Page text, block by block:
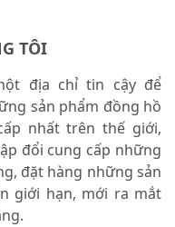
TÔI
địa chỉ tin cậy để
sản phẩm đồng hồ
nhất trên thế giới,
đổi cung cấp những
đặt hàng những sản
giới hạn, mới ra mắt